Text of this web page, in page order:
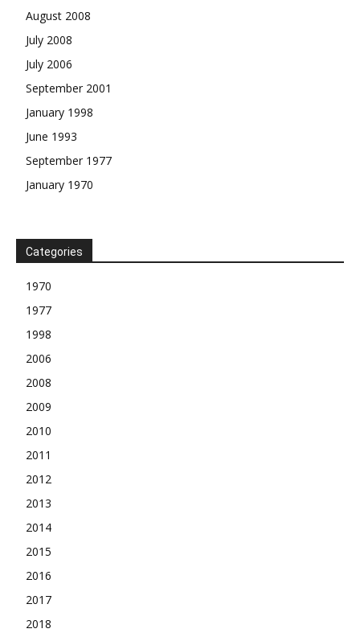
August 2008
July 2008
July 2006
September 2001
January 1998
June 1993
September 1977
January 1970
Categories
1970
1977
1998
2006
2008
2009
2010
2011
2012
2013
2014
2015
2016
2017
2018